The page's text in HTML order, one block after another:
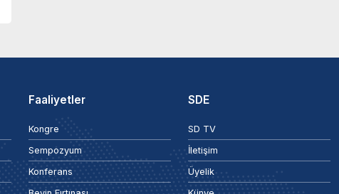
Faaliyetler
Kongre
Sempozyum
Konferans
SDE
SD TV
İletişim
Üyelik